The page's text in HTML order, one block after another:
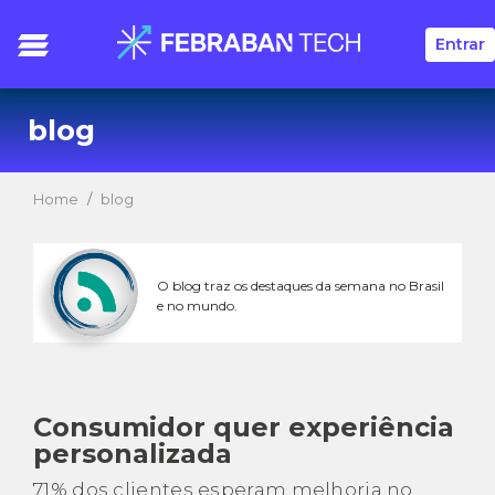
Entrar
blog
Home blog
O blog traz os destaques da semana no Brasil
e no mundo.
Consumidor quer experiência
personalizada
71% dos clientes esperam melhoria no